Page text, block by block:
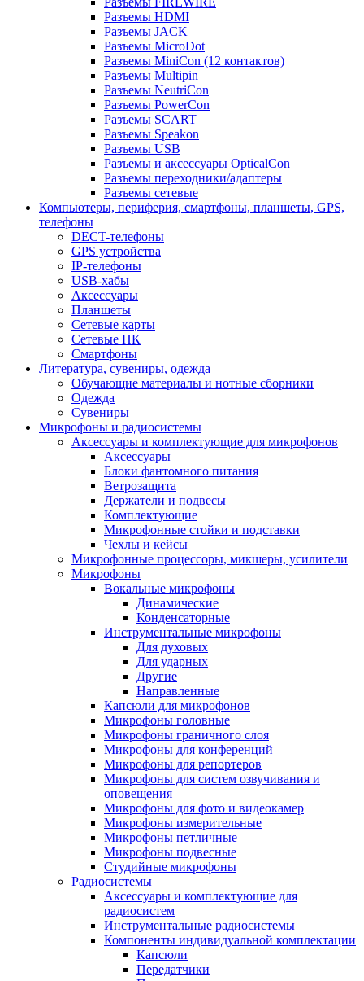
Разъемы HDMI
Разъемы JACK
Разъемы MicroDot
Разъемы MiniCon (12 контактов)
Разъемы Multipin
Разъемы NeutriCon
Разъемы PowerCon
Разъемы SCART
Разъемы Speakon
Разъемы USB
Разъемы и аксессуары OpticalCon
Разъемы переходники/адаптеры
Разъемы сетевые
Компьютеры, периферия, смартфоны, планшеты, GPS,
телефоны
DECT-телефоны
GPS устройства
IP-телефоны
USB-хабы
Аксессуары
Планшеты
Сетевые карты
Сетевые ПК
Смартфоны
Литература, сувениры, одежда
Обучающие материалы и нотные сборники
Одежда
Сувениры
Микрофоны и радиосистемы
Аксессуары и комплектующие для микрофонов
Аксессуары
Блоки фантомного питания
Ветрозащита
Держатели и подвесы
Комплектующие
Микрофонные стойки и подставки
Чехлы и кейсы
Микрофонные процессоры, микшеры, усилители
Микрофоны
Вокальные микрофоны
Динамические
Конденсаторные
Инструментальные микрофоны
Для духовых
Для ударных
Другие
Направленные
Капсюли для микрофонов
Микрофоны головные
Микрофоны граничного слоя
Микрофоны для конференций
Микрофоны для репортеров
Микрофоны для систем озвучивания и
оповещения
Микрофоны для фото и видеокамер
Микрофоны измерительные
Микрофоны петличные
Микрофоны подвесные
Студийные микрофоны
Радиосистемы
Аксессуары и комплектующие для
радиосистем
Инструментальные радиосистемы
Компоненты индивидуальной комплектации
Капсюли
Передатчики